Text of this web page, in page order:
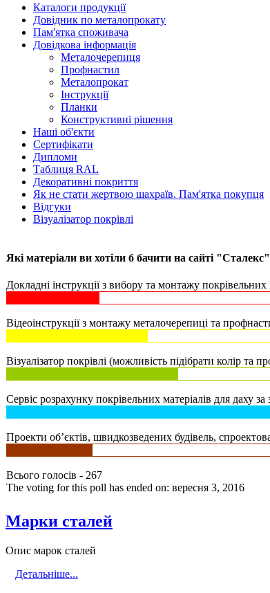
Каталоги продукції
Довідник по металопрокату
Пам'ятка споживача
Довідкова інформація
Металочерепиця
Профнастил
Металопрокат
Інструкції
Планки
Конструктивні рішення
Наші об'єкти
Сертифікати
Дипломи
Таблиця RAL
Декоративні покриття
Як не стати жертвою шахраїв. Пам'ятка покупця
Відгуки
Візуалізатор покрівлі
Які матеріали ви хотіли б бачити на сайті
Докладні інструкції з вибору та монтажу
Відеоінструкції з монтажу металочерепиці та
Візуалізатор покрівлі (можливість підібрати колір
Сервіс розрахунку покрівельних матеріалів для даху
Проекти об’єктів, швидкозведених будівель,
Всього голосів - 267
The voting for this poll has ended on: вересня 3, 2016
Марки сталей
Опис марок сталей
Детальніше...